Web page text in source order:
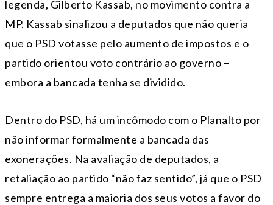
legenda, Gilberto Kassab, no movimento contra a
MP. Kassab sinalizou a deputados que não queria
que o PSD votasse pelo aumento de impostos e o
partido orientou voto contrário ao governo –
embora a bancada tenha se dividido.
Dentro do PSD, há um incômodo com o Planalto por
não informar formalmente a bancada das
exonerações. Na avaliação de deputados, a
retaliação ao partido “não faz sentido”, já que o PSD
sempre entrega a maioria dos seus votos a favor do